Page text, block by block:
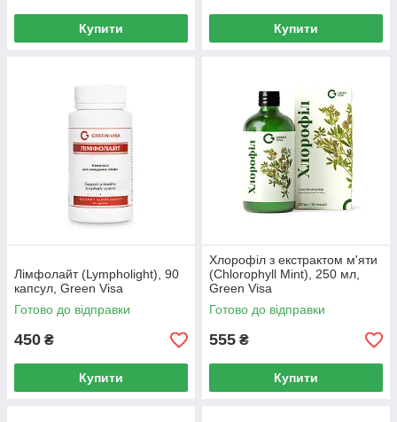
Купити Купити
Лімфолайт (Lympholight), 90
капсул, Green Visa
Готово до відправки
450 ₴
Купити
Хлорофіл з екстрактом м'яти
(Chlorophyll Mint), 250 мл,
Green Visa
Готово до відправки
555 ₴
Купити